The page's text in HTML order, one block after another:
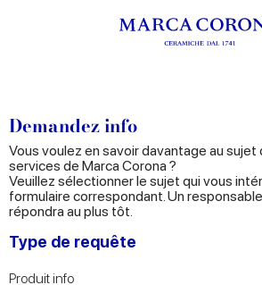
Demandez info
Vous voulez en savoir davantage au
services de Marca Corona ?
Veuillez sélectionner le sujet qui vous
formulaire correspondant. Un
répondra au plus tôt.
Type de requête